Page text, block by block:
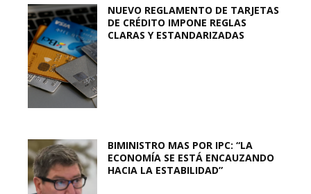
NUEVO REGLAMENTO DE TARJETAS
DE CRÉDITO IMPONE REGLAS
CLARAS Y ESTANDARIZADAS
BIMINISTRO MAS POR IPC: “LA
ECONOMÍA SE ESTÁ ENCAUZANDO
HACIA LA ESTABILIDAD”